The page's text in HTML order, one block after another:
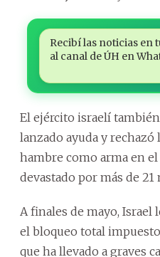
Recibí las noticias en
al canal de ÚH en
El ejército israelí
lanzado ayuda y rechazó
hambre como arma en
devastado por más de 21
A finales de mayo,
el bloqueo total
que ha llevado a graves